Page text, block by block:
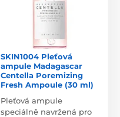
SKIN1004 Pleťová
ampule Madagascar
Centella Poremizing
Fresh Ampoule (30 ml)
Pleťová ampule
speciálně navržená pro